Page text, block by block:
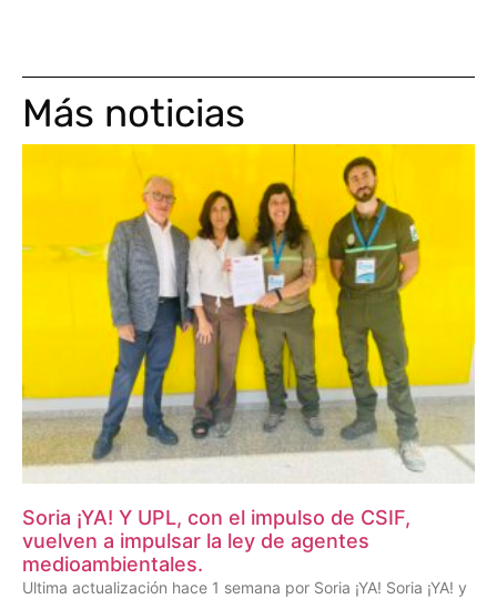
Más noticias
Soria ¡YA! Y UPL, con el impulso de CSIF,
vuelven a impulsar la ley de agentes
medioambientales.
Ultima actualización hace 1 semana por Soria ¡YA! Soria ¡YA! y